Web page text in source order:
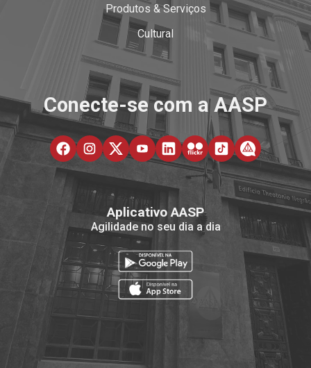
Produtos & Serviços
Cultural
Conecte-se com a AASP
Aplicativo AASP
Agilidade no seu dia a dia